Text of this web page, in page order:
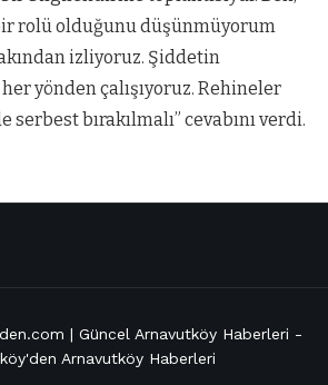
rolü olduğunu düşünmüyorum
izliyoruz. Şiddetin
yönden çalışıyoruz. Rehineler
bırakılmalı” cevabını verdi.
| Güncel Arnavutköy Haberleri -
Arnavutköy Haberleri